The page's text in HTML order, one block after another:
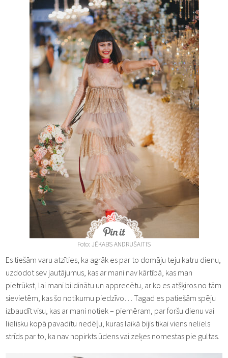
Foto: JĒKABS ANDRUŠAITIS
Es tiešām varu atzīties, ka agrāk es par to domāju teju katru dienu,
uzdodot sev jautājumus, kas ar mani nav kārtībā, kas man
pietrūkst, lai mani bildinātu un apprecētu, ar ko es atšķiros no tām
sievietēm, kas šo notikumu piedzīvo… Tagad es patiešām spēju
izbaudīt visu, kas ar mani notiek – piemēram, par foršu dienu vai
lielisku kopā pavadītu nedēļu, kuras laikā bijis tikai viens neliels
strīds par to, ka nav nopirkts ūdens vai zeķes nomestas pie gultas.